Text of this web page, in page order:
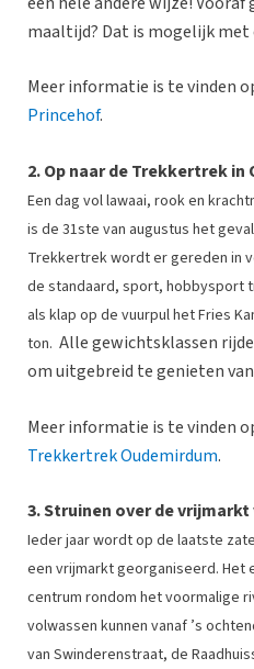
maaltijd? Dat is mogelijk met
Meer informatie is te vinden
Princehof.
2. Op naar de Trekkertrek in
Een dag vol lawaai, rook en
is de 31ste van augustus het
Trekkertrek wordt er gereden in
de standaard, sport, hobbysport
als klap op de vuurpul het Fries
ton. Alle gewichtsklassen
om uitgebreid te genieten
Meer informatie is te vinden
Trekkertrek Oudemirdum.
3. Struinen over de vrijmarkt
Ieder jaar wordt op de laatste
een vrijmarkt georganiseerd. Het
centrum rondom het voormalige
volwassen kunnen vanaf ’s
van Swinderenstraat, de